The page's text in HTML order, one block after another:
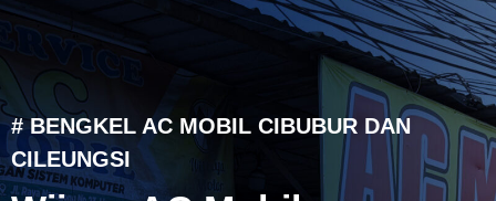
# BENGKEL AC MOBIL CIBUBUR DAN
CILEUNGSI